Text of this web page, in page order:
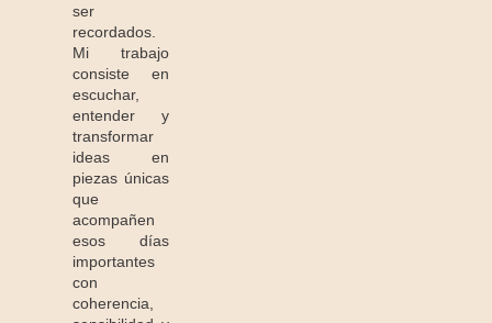
ser
recordados.
Mi trabajo
consiste en
escuchar,
entender y
transformar
ideas en
piezas únicas
que
acompañen
esos días
importantes
con
coherencia,